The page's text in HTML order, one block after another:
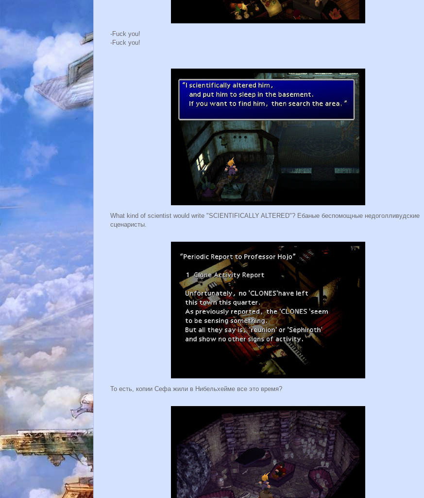
-Fuck you!
-Fuck you!
What kind of scientist would write "SCIENTIFICALLY ALTERED"? Ебаные беспомощные недоголливудские
сценаристы.
То есть, копии Сефа жили в Нибельхейме все это время?